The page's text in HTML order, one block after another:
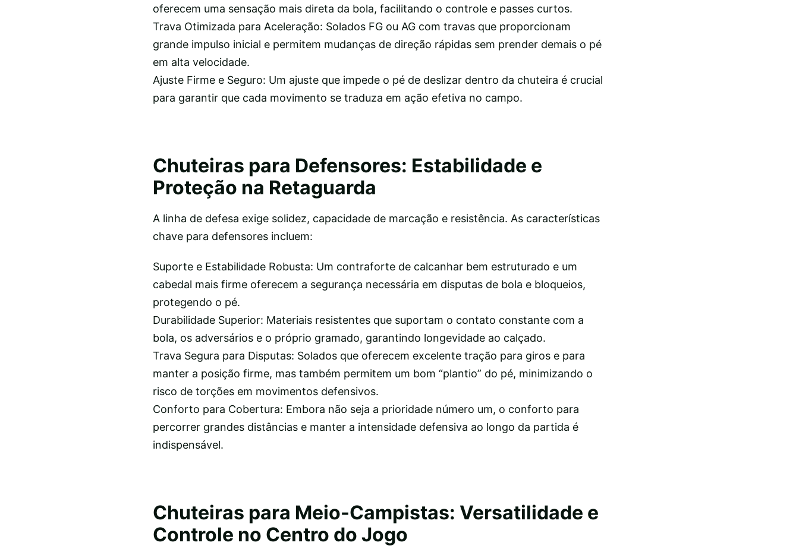
oferecem uma sensação mais direta da bola, facilitando o controle e passes curtos.
Trava Otimizada para Aceleração: Solados FG ou AG com travas que proporcionam
grande impulso inicial e permitem mudanças de direção rápidas sem prender demais o pé
em alta velocidade.
Ajuste Firme e Seguro: Um ajuste que impede o pé de deslizar dentro da chuteira é crucial
para garantir que cada movimento se traduza em ação efetiva no campo.
Chuteiras para Defensores: Estabilidade e
Proteção na Retaguarda
A linha de defesa exige solidez, capacidade de marcação e resistência. As características
chave para defensores incluem:
Suporte e Estabilidade Robusta: Um contraforte de calcanhar bem estruturado e um
cabedal mais firme oferecem a segurança necessária em disputas de bola e bloqueios,
protegendo o pé.
Durabilidade Superior: Materiais resistentes que suportam o contato constante com a
bola, os adversários e o próprio gramado, garantindo longevidade ao calçado.
Trava Segura para Disputas: Solados que oferecem excelente tração para giros e para
manter a posição firme, mas também permitem um bom “plantio” do pé, minimizando o
risco de torções em movimentos defensivos.
Conforto para Cobertura: Embora não seja a prioridade número um, o conforto para
percorrer grandes distâncias e manter a intensidade defensiva ao longo da partida é
indispensável.
Chuteiras para Meio-Campistas: Versatilidade e
Controle no Centro do Jogo